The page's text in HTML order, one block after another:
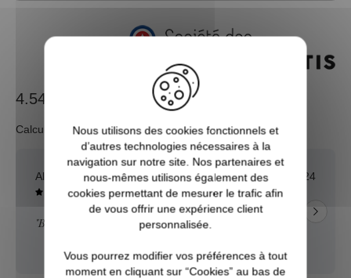
4.54 / 5
Calculé à partir de 313 avis.
Alexis T. 31/12/2024
"BIEN"
Nous utilisons des cookies fonctionnels et
d’autres technologies nécessaires à la
navigation sur notre site. Nos partenaires et
nous-mêmes utilisons également des
cookies permettant de mesurer le trafic afin
de vous offrir une expérience client
personnalisée.
Vous pourrez modifier vos préférences à tout
moment en cliquant sur “Cookies” au bas de